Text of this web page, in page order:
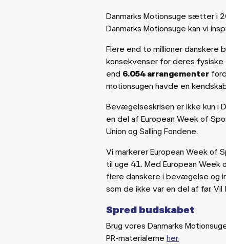
Danmarks Motionsuge sætter i
Danmarks Motionsuge kan vi
Flere end to millioner danskere
konsekvenser for deres
end 6.054 arrangementer
motionsugen havde en
Bevægelseskrisen er ikke kun i
en del af European Week of
Union og Salling Fondene.
Vi markerer European Week of
til uge 41. Med European Week
flere danskere i bevægelse og
som de ikke var en del af før.
Spred budskabet
Brug vores Danmarks
PR-materialerne her.